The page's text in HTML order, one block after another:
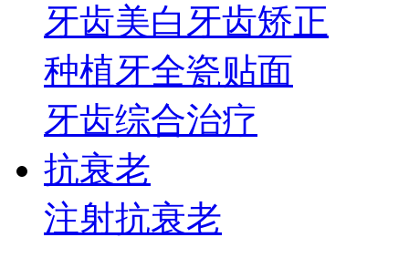
牙齿美白 牙齿矫正
种植牙全瓷贴面
牙齿综合治疗
抗衰老
注射抗衰老